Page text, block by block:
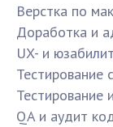
Верстка по
Доработка и
UX- и
Тестирование
Тестирование
QA и аудит